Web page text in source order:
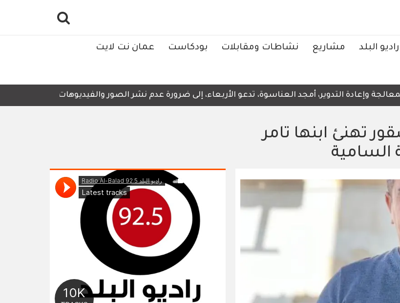
راديو البلد مشاريع نشاطات ومقابلات بودكاست عمان نت لايت
وإعادة التدوير، أمجد العناسوة، تدعو الأربعاء، إلى ضرورة عدم نشر الصور والفيديوهات التي لا تحتوي على
تهنئ ابنها تامر
السامية